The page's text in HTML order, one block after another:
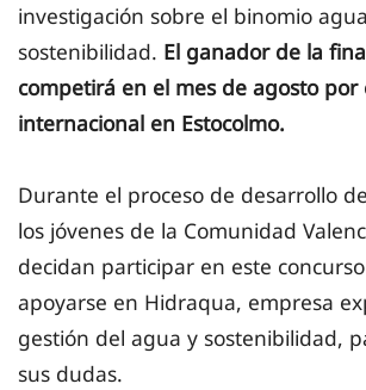
investigación sobre el binomio
sostenibilidad. El ganador de la
competirá en el mes de agosto por
internacional en Estocolmo.
Durante el proceso de desarrollo
los jóvenes de la Comunidad
decidan participar en este
apoyarse en Hidraqua, empresa
gestión del agua y sostenibilidad,
sus dudas.